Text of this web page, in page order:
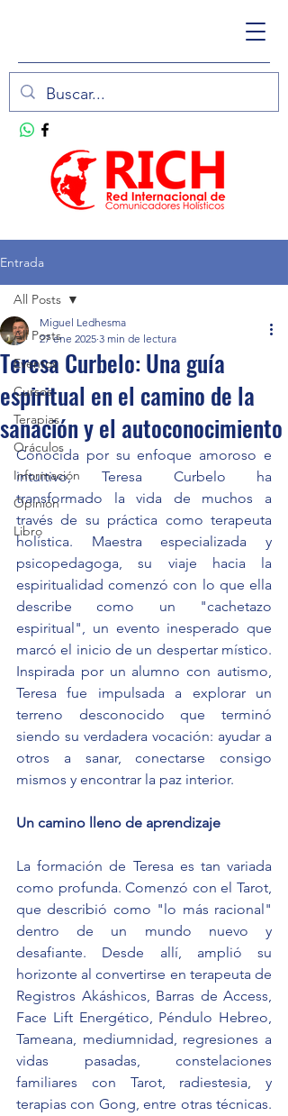
Entrada
All Posts
Eventos
Cursos
Terapias
Oráculos
Información
Opinión
Libro
All Posts
Teresa Curbelo: Una guía
espiritual en el camino de la
sanación y el autoconocimiento
Miguel Ledhesma
27 ene 2025 3 min de lectura
Conocida por su enfoque amoroso e
intuitivo, Teresa Curbelo ha
transformado la vida de muchos a
través de su práctica como terapeuta
holística. Maestra especializada y
psicopedagoga, su viaje hacia la
espiritualidad comenzó con lo que ella
describe como un "cachetazo
espiritual", un evento inesperado que
marcó el inicio de un despertar místico.
Inspirada por un alumno con autismo,
Teresa fue impulsada a explorar un
terreno desconocido que terminó
siendo su verdadera vocación: ayudar a
otros a sanar, conectarse consigo
mismos y encontrar la paz interior.
Un camino lleno de aprendizaje
La formación de Teresa es tan variada
como profunda. Comenzó con el Tarot,
que describió como "lo más racional"
dentro de un mundo nuevo y
desafiante. Desde allí, amplió su
horizonte al convertirse en terapeuta de
Registros Akáshicos, Barras de Access,
Face Lift Energético, Péndulo Hebreo,
Tameana, mediumnidad, regresiones a
vidas pasadas, constelaciones
familiares con Tarot, radiestesia, y
terapias con Gong, entre otras técnicas.